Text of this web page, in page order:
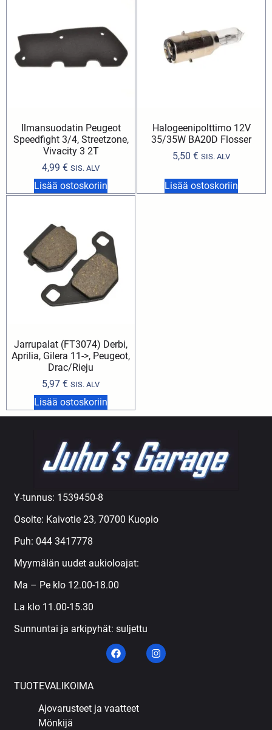
Ilmansuodatin Peugeot
Speedfight 3/4, Streetzone,
Vivacity 3 2T
4,99 € SIS. ALV
Lisää ostoskoriin
Halogeenipolttimo 12V
35/35W BA20D Flosser
5,50 € SIS. ALV
Lisää ostoskoriin
Jarrupalat (FT3074) Derbi,
Aprilia, Gilera 11->, Peugeot,
Drac/Rieju
5,97 € SIS. ALV
Lisää ostoskoriin
Y-tunnus: 1539450-8
Osoite: Kaivotie 23, 70700 Kuopio
Puh: 044 3417778
Myymälän uudet aukioloajat:
Ma – Pe klo 12.00-18.00
La klo 11.00-15.30
Sunnuntai ja arkipyhät: suljettu
TUOTEVALIKOIMA
Ajovarusteet ja vaatteet
Mönkijä